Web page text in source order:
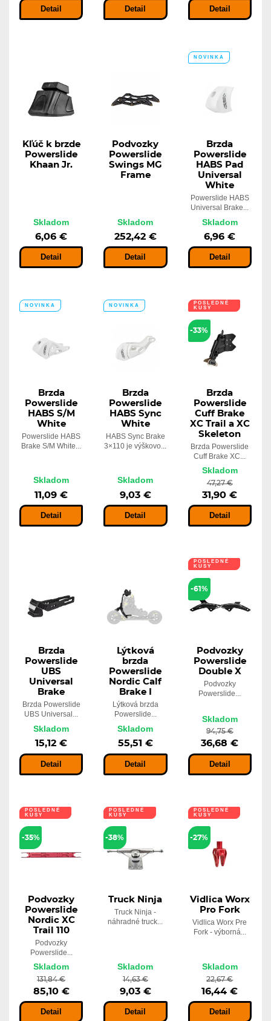
Detail Detail Detail
Kľúč k brzde
Powerslide
Khaan Jr.
Skladom
6,06 €
Detail
Podvozky
Powerslide
Swings MG
Frame
Skladom
252,42 €
Detail
NOVINKA
Brzda
Powerslide
HABS Pad
Universal
White
Powerslide HABS
Universal Brake...
Skladom
6,96 €
Detail
NOVINKA
Brzda
Powerslide
HABS S/M
White
Powerslide HABS
Brake S/M White...
Skladom
11,09 €
Detail
NOVINKA
Brzda
Powerslide
HABS Sync
White
HABS Sync Brake
3×110 je výškovo...
Skladom
9,03 €
Detail
POSLEDNÉ
KUSY
-33%
Brzda
Powerslide
Cuff Brake
XC Trail a XC
Skeleton
Brzda Powerslide
Cuff Brake XC...
Skladom
47,27 €
31,90 €
Detail
Brzda
Powerslide
UBS
Universal
Brake
Brzda Powerslide
UBS Universal...
Skladom
15,12 €
Detail
Lýtková
brzda
Powerslide
Nordic Calf
Brake I
Lýtková brzda
Powerslide...
Skladom
55,51 €
Detail
POSLEDNÉ
KUSY
-61%
Podvozky
Powerslide
Double X
Podvozky
Powerslide...
Skladom
94,75 €
36,68 €
Detail
POSLEDNÉ
KUSY
-35%
Podvozky
Powerslide
Nordic XC
Trail 110
Podvozky
Powerslide...
Skladom
131,84 €
85,10 €
Detail
POSLEDNÉ
KUSY
-38%
Truck Ninja
Truck Ninja -
náhradné truck...
Skladom
14,63 €
9,03 €
Detail
POSLEDNÉ
KUSY
-27%
Vidlica Worx
Pro Fork
Vidlica Worx Pre
Fork - výborná...
Skladom
22,67 €
16,44 €
Detail